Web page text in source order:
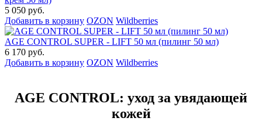
5 050 руб.
Добавить в корзину OZON Wildberries
AGE CONTROL SUPER - LIFT 50 мл (пилинг 50 мл)
6 170 руб.
Добавить в корзину OZON Wildberries
AGE CONTROL: уход за увядающей
кожей